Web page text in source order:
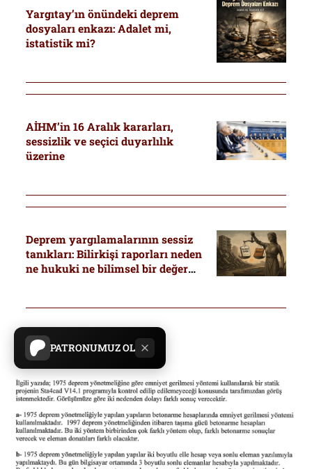
PATRONUMUZ OL
Yargıtay’ın önündeki deprem
dosyaları enkazı: Adalet mi,
istatistik mi?
AİHM’in 16 Aralık kararları,
sessizlik ve seçici duyarlılık
üzerine
Deprem yargılamalarının sessiz
tanıkları: Bilirkişi raporları neden
ne hukuki ne bilimsel bir değer